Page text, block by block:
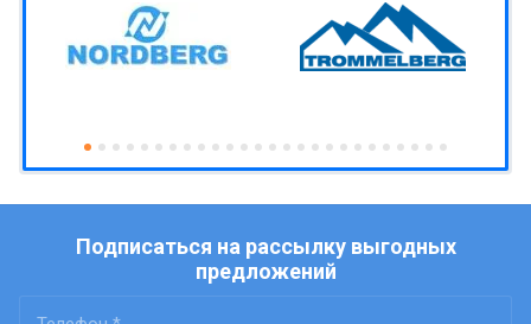
Подписаться на рассылку выгодных
предложений